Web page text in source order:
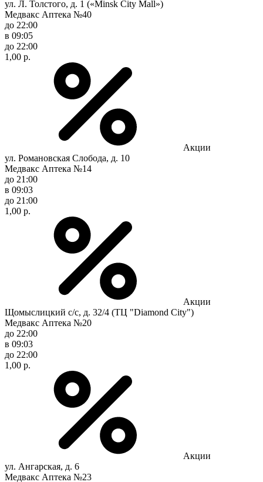
ул. Л. Толстого, д. 1 («Minsk City Mall»)
Медвакс Аптека №40
до 22:00
в 09:05
до 22:00
1,00 р.
Акции
ул. Романовская Слобода, д. 10
Медвакс Аптека №14
до 21:00
в 09:03
до 21:00
1,00 р.
Акции
Щомыслицкий с/с, д. 32/4 (ТЦ "Diamond City")
Медвакс Аптека №20
до 22:00
в 09:03
до 22:00
1,00 р.
Акции
ул. Ангарская, д. 6
Медвакс Аптека №23